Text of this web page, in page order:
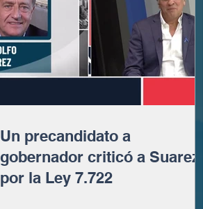
Un precandidato a
gobernador criticó a Suarez
por la Ley 7.722